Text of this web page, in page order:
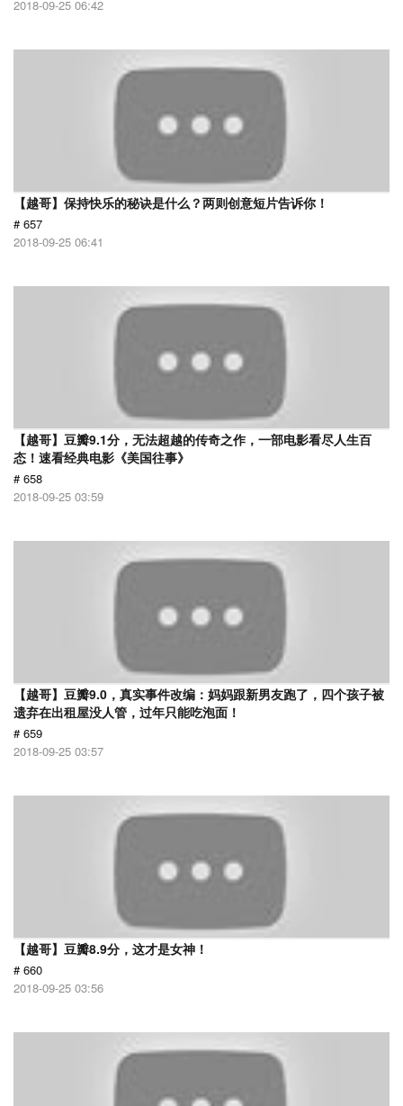
2018-09-25 06:42
【越哥】保持快乐的秘诀是什么？两则创意短片告诉你！
# 657
2018-09-25 06:41
【越哥】豆瓣9.1分，无法超越的传奇之作，一部电影看尽人生百
态！速看经典电影《美国往事》
# 658
2018-09-25 03:59
【越哥】豆瓣9.0，真实事件改编：妈妈跟新男友跑了，四个孩子被
遗弃在出租屋没人管，过年只能吃泡面！
# 659
2018-09-25 03:57
【越哥】豆瓣8.9分，这才是女神！
# 660
2018-09-25 03:56